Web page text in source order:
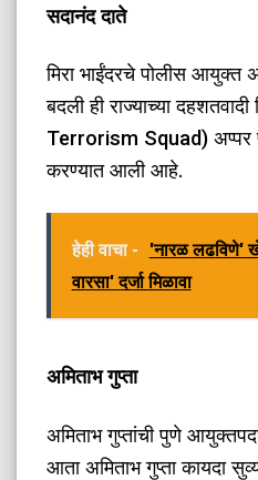
सदानंद दाते
मिरा भाईंदरचे पोलीस आयुक्त
बदली ही राज्याच्या
Terrorism Squad) अप्पर
करण्यात आली आहे.
हेही वाचा -
'नारळ लढविणे'
वारसा' दर्जा मिळावा
अमिताभ गुप्ता
अमिताभ गुप्तांची पुणे
आता अमिताभ गुप्ता कायदा